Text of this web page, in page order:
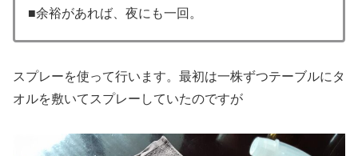
■余裕があれば、夜にも一回。
スプレーを使って行います。最初は一株ずつテーブルにタ
オルを敷いてスプレーしていたのですが